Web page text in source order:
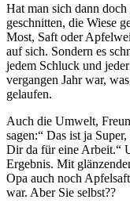
Hat man sich dann
geschnitten, die Wiese
Most, Saft oder
auf sich. Sondern es
jedem Schluck und
vergangen Jahr war,
gelaufen.
Auch die Umwelt,
sagen:“ Das ist ja
Dir da für eine Arbeit.“
Ergebnis. Mit
Opa auch noch
war. Aber Sie selbst??